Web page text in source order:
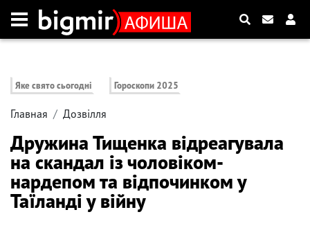
Яке свято сьогодні Гороскопи 2025
Главная Дозвілля
Дружина Тищенка відреагувала
на скандал із чоловіком-
нардепом та відпочинком у
Таїланді у війну